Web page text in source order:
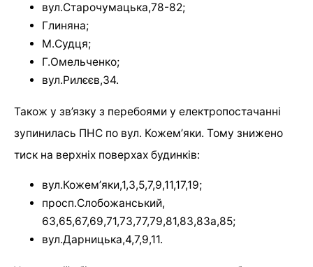
вул.Старочумацька,78-82;
Глиняна;
М.Судця;
Г.Омельченко;
вул.Рилєєв,34.
Також у зв’язку з перебоями у електропостачанні
зупинилась ПНС по вул. Кожемʼяки. Тому знижено
тиск на верхніх поверхах будинків:
вул.Кожемʼяки,1,3,5,7,9,11,17,19;
просп.Слобожанський,
63,65,67,69,71,73,77,79,81,83,83а,85;
вул.Дарницька,4,7,9,11.